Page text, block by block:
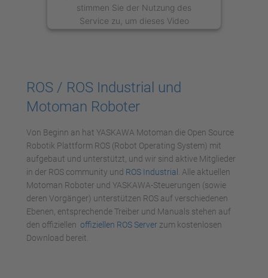
stimmen Sie der Nutzung des
Service zu, um dieses Video
anzusehen.
Management Platform
ROS / ROS Industrial und
Motoman Roboter
Von Beginn an hat YASKAWA Motoman die Open Source
Robotik Plattform ROS (Robot Operating System) mit
aufgebaut und unterstützt, und wir sind aktive Mitglieder
in der ROS community und ROS Industrial
. Alle aktuellen
Motoman Roboter und YASKAWA-Steuerungen (sowie
deren Vorgänger) unterstützen ROS auf verschiedenen
Ebenen, entsprechende Treiber und Manuals stehen auf
den offiziellen offiziellen ROS Server zum kostenlosen
Download bereit.